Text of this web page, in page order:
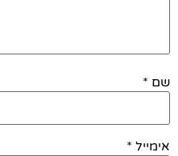
שם *
אימייל *